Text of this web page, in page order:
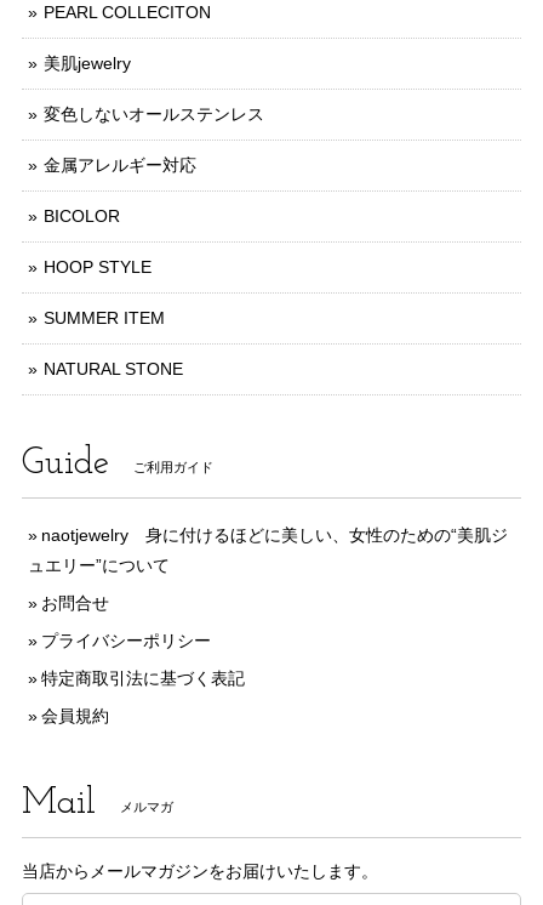
PEARL COLLECITON
美肌jewelry
変色しないオールステンレス
金属アレルギー対応
BICOLOR
HOOP STYLE
SUMMER ITEM
NATURAL STONE
Guide ご利用ガイド
naotjewelry 身に付けるほどに美しい、女性のための“美肌ジ
ュエリー”について
お問合せ
プライバシーポリシー
特定商取引法に基づく表記
会員規約
Mail メルマガ
当店からメールマガジンをお届けいたします。